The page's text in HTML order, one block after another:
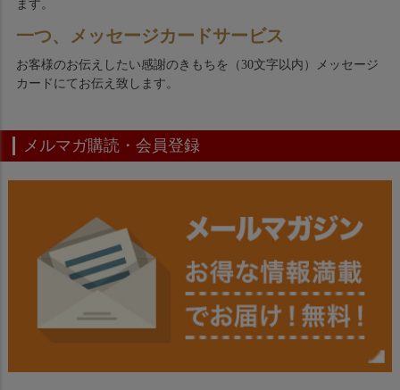
ます。
一つ、メッセージカードサービス
お客様のお伝えしたい感謝のきもちを（30文字以内）メッセージ
カードにてお伝え致します。
メルマガ購読・会員登録